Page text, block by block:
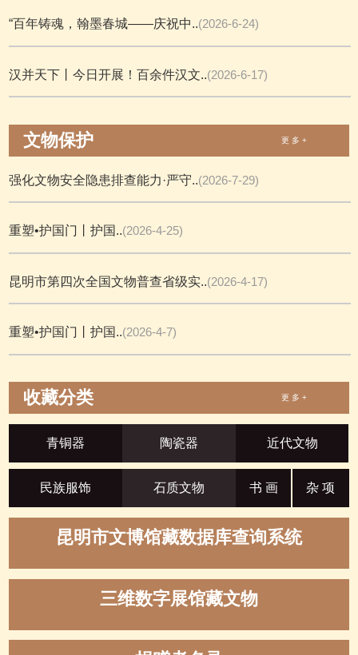
“百年铸魂，翰墨春城——庆祝中..(2026-6-24)
汉并天下丨今日开展！百余件汉文..(2026-6-17)
文物保护 更 多 +
强化文物安全隐患排查能力·严守..(2026-7-29)
重塑•护国门丨护国..(2026-4-25)
昆明市第四次全国文物普查省级实..(2026-4-17)
重塑•护国门丨护国..(2026-4-7)
收藏分类 更 多 +
青铜器 陶瓷器 近代文物
民族服饰 石质文物 书 画 杂 项
昆明市文博馆藏数据库查询系统
三维数字展馆藏文物